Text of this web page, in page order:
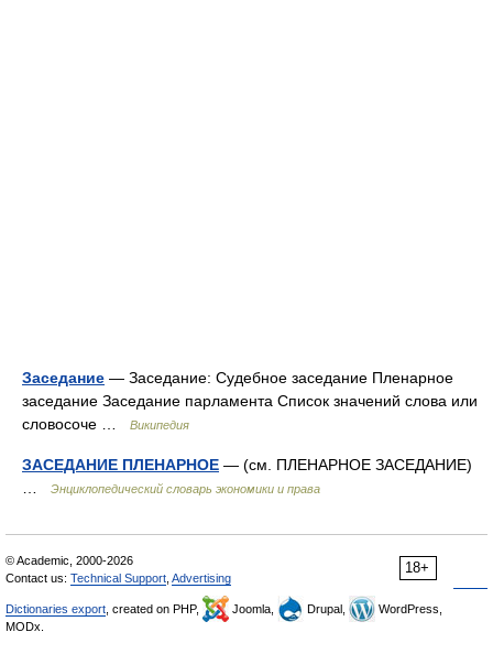
Заседание — Заседание: Судебное заседание Пленарное
заседание Заседание парламента Список значений слова или
словосоче …
Википедия
ЗАСЕДАНИЕ ПЛЕНАРНОЕ — (см. ПЛЕНАРНОЕ ЗАСЕДАНИЕ)
Энциклопедический словарь экономики и права
18+
© Academic, 2000-2026
Contact us: Technical Support Advertising
Dictionaries export , created on PHP, Joomla, Drupal,
WordPress,
MODx.